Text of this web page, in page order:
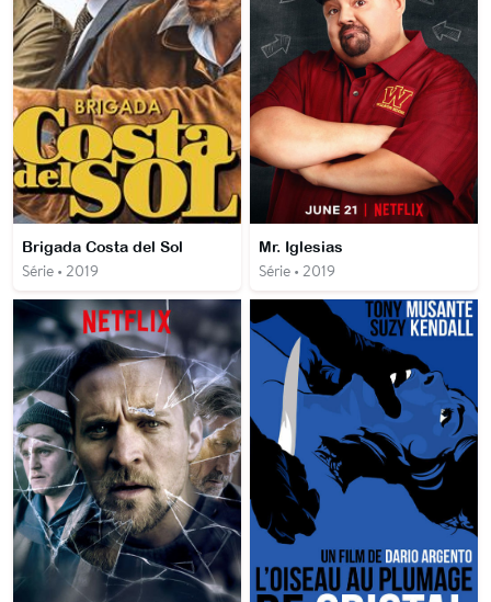
Brigada Costa del Sol
Série • 2019
Mr. Iglesias
Série • 2019